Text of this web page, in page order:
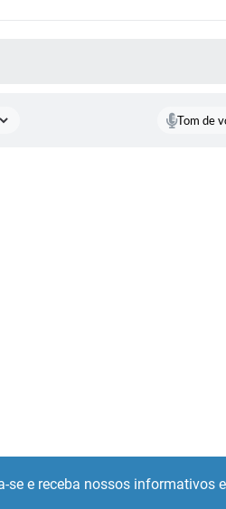
Tom de
se e receba nossos informativos